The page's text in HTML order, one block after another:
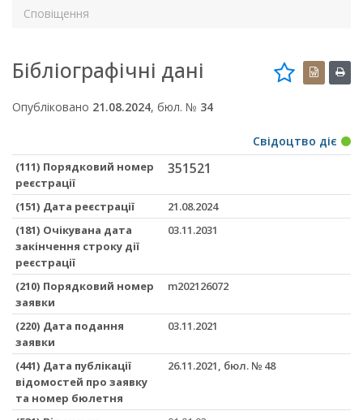
Сповіщення
Бібліографічні дані
Опубліковано 21.08.2024, бюл. № 34
Свідоцтво діє
(111) Порядковий номер
реєстрації
351521
(151) Дата реєстрації
21.08.2024
(181) Очікувана дата
закінчення строку дії
реєстрації
03.11.2031
(210) Порядковий номер
заявки
m202126072
(220) Дата подання
заявки
03.11.2021
(441) Дата публікації
відомостей про заявку
та номер бюлетня
26.11.2021, бюл. № 48